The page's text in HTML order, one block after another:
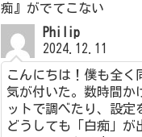
痴』がでてこない
Philip
2024.12.11
こんにちは！僕も全く
気が付いた。数時間か
ットで調べたり、設定
どうしても「白痴」が